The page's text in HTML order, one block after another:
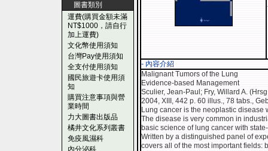
圖書類別
運費(購買金額未滿
NT$1000，請自行
加上運費)
文化幣使用須知
台灣Pay使用須知
全支付使用須知
國民旅遊卡使用須
知
購買注意事項與營
業時間
力大圖書出版品
橘井文化系列叢書
免疫風濕科
內分泌科
- 內容介紹
Malignant Tumors of the Lung
Evidence-based Management
Sculier, Jean-Paul; Fry, Willard A.
2004, XIII, 442 p. 60 illus., 78 tabs.,
Lung cancer is the neoplastic disease
The disease is very common in
basic science of lung cancer with
Written by a distinguished panel of
covers all of the most important fields: